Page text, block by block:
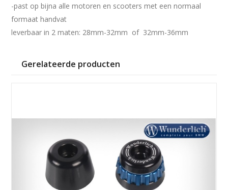
-past op bijna alle motoren en scooters met een normaal
formaat handvat
leverbaar in 2 maten: 28mm-32mm of 32mm-36mm
Gerelateerde producten